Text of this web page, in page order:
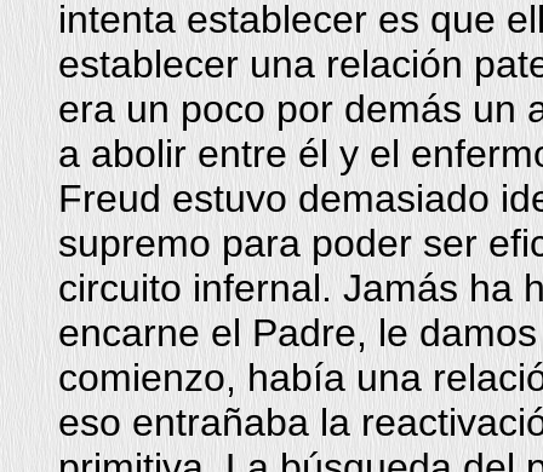
intenta establecer es que
establecer una relación
era un poco por demás un
a abolir entre él y el
Freud estuvo demasiado
supremo para poder ser
circuito infernal. Jamás ha
encarne el Padre, le
comienzo, había una
eso entrañaba la